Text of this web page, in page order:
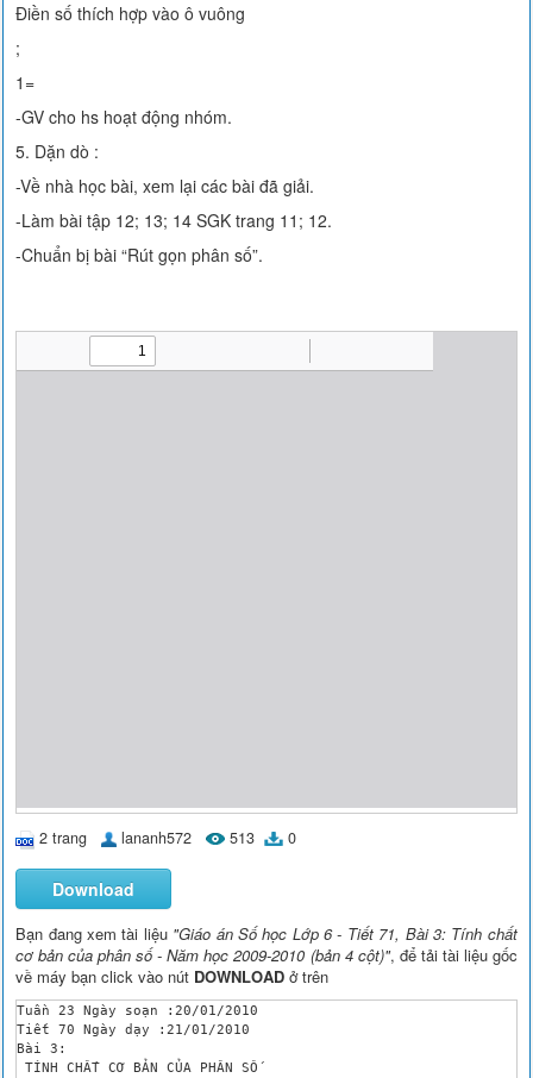
Điền số thích hợp vào ô vuông
;
1=
-GV cho hs hoạt động nhóm.
5. Dặn dò :
-Về nhà học bài, xem lại các bài đã giải.
-Làm bài tập 12; 13; 14 SGK trang 11; 12.
-Chuẩn bị bài “Rút gọn phân số”.
2 trang lananh572 513 0
Download
Bạn đang xem tài liệu "Giáo án Số học Lớp 6 - Tiết 71, Bài 3: Tính chất
cơ bản của phân số - Năm học 2009-2010 (bản 4 cột)", để tải tài liệu gốc
về máy bạn click vào nút DOWNLOAD ở trên
Tuần 23	Ngày soạn :20/01/2010
Tiết 70	Ngày dạy :21/01/2010
Bài 3:
TÍNH CHẤT CƠ BẢN CỦA PHÂN SỐ